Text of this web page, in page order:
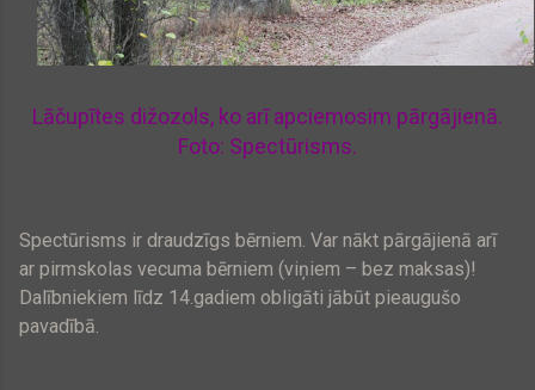
Lāčupītes dižozols, ko arī apciemosim pārgājienā.
Foto: Spectūrisms.
Spectūrisms ir draudzīgs bērniem. Var nākt pārgājienā arī
ar pirmskolas vecuma bērniem (viņiem – bez maksas)!
Dalībniekiem līdz 14.gadiem obligāti jābūt pieaugušo
pavadībā.